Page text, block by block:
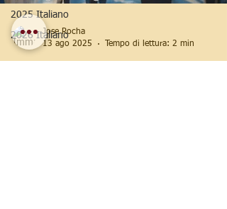
2025 Italiano
2026 Italiano
Jose Rocha
13 ago 2025
Tempo di lettura: 2 min